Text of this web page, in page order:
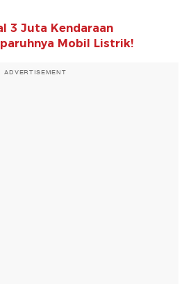
3 Juta Kendaraan
Mobil Listrik!
ADVERTISEMENT